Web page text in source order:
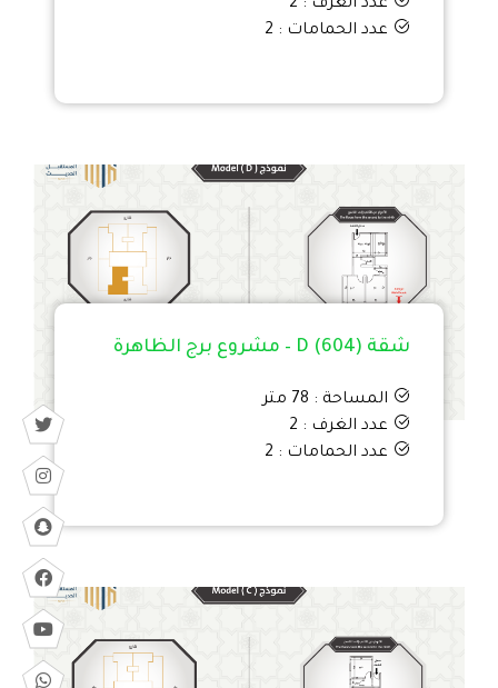
عدد الغرف : 2
عدد الحمامات : 2
شقة D (604) – مشروع برج الظاهرة
المساحة : 78 متر
عدد الغرف : 2
عدد الحمامات : 2